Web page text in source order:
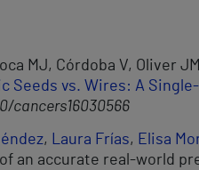
MJ, Córdoba V, Oliver
Seeds vs. Wires: A
cancers16030566
, Laura Frías, Elisa
an accurate real-world